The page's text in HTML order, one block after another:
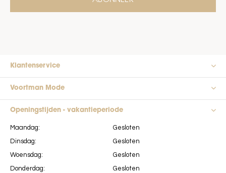
Klantenservice
Voortman Mode
Openingstijden - vakantieperiode
Maandag:
Dinsdag:
Woensdag:
Donderdag:
Gesloten
Gesloten
Gesloten
Gesloten